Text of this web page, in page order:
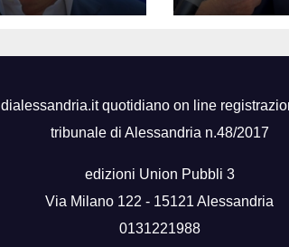
impegni
dialessandria.it quotidiano on line
tribunale di Alessandria n.48/2017
edizioni Union Pubbli 3
Via Milano 122 - 15121 Alessandria
0131221988